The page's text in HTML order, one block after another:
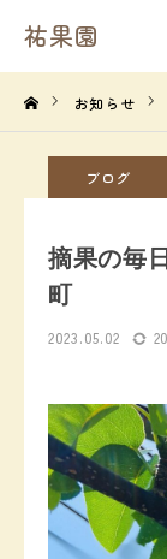
祐果園
お知らせ
ブログ
摘果の毎
町
2023.05.02
祐果園
HOME
祐果園の果物
農園の１年間
よくあるご質問
求人情報
農園情報